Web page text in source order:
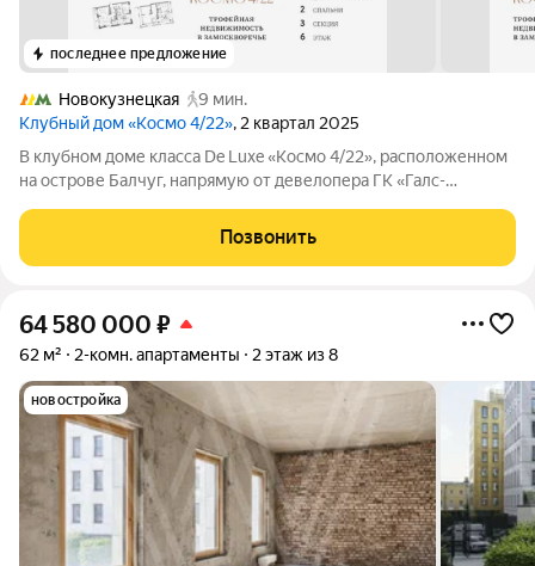
последнее предложение
Новокузнецкая
9 мин.
Клубный дом «Космо 4/22», 2 квартал 2025
В клубном доме класса De Luxe «Космо 4/22», расположенном
на острове Балчуг, напрямую от девелопера ГК «Галс-
общей площадью 138.90 м. Квартира предлагается без
отделки, со свободной
Позвонить
64 580 000 ₽
62 м² 2-комн. апартаменты 2 этаж из 8
новостройка